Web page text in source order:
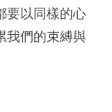
要以同樣的心
我們的束縛與